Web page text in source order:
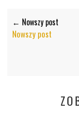
← Nowszy post
Nowszy post